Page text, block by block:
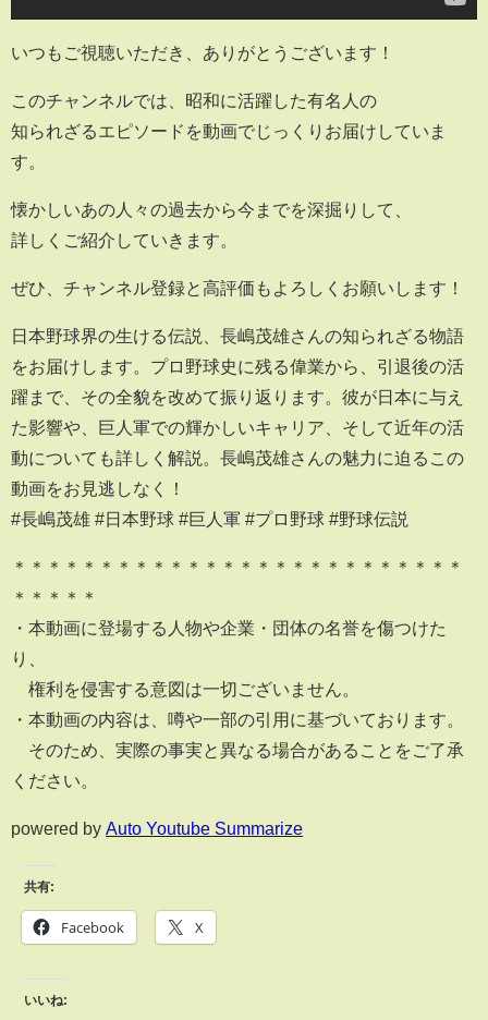
いつもご視聴いただき、ありがとうございます！
このチャンネルでは、昭和に活躍した有名人の
知られざるエピソードを動画でじっくりお届けしていま
す。
懐かしいあの人々の過去から今までを深掘りして、
詳しくご紹介していきます。
ぜひ、チャンネル登録と高評価もよろしくお願いします！
日本野球界の生ける伝説、長嶋茂雄さんの知られざる物語
をお届けします。プロ野球史に残る偉業から、引退後の活
躍まで、その全貌を改めて振り返ります。彼が日本に与え
た影響や、巨人軍での輝かしいキャリア、そして近年の活
動についても詳しく解説。長嶋茂雄さんの魅力に迫るこの
動画をお見逃しなく！
#長嶋茂雄 #日本野球 #巨人軍 #プロ野球 #野球伝説
＊＊＊＊＊＊＊＊＊＊＊＊＊＊＊＊＊＊＊＊＊＊＊＊＊＊
＊＊＊＊＊
・本動画に登場する人物や企業・団体の名誉を傷つけた
り、
権利を侵害する意図は一切ございません。
・本動画の内容は、噂や一部の引用に基づいております。
そのため、実際の事実と異なる場合があることをご了承
ください。
powered by Auto Youtube Summarize
共有:
Facebook X
いいね: